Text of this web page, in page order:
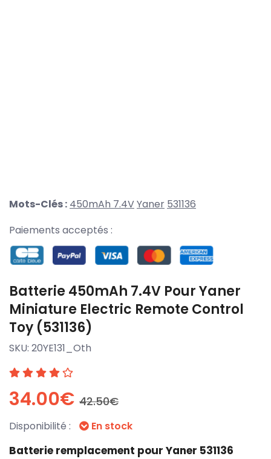
Mots-Clés : 450mAh 7.4VYaner 531136
Paiements acceptés :
Batterie 450mAh 7.4V Pour Yaner
Miniature Electric Remote Control
Toy (531136)
SKU: 20YE131_Oth
34.00€ 42.50€
Disponibilité : En stock
Batterie remplacement pour Yaner 531136